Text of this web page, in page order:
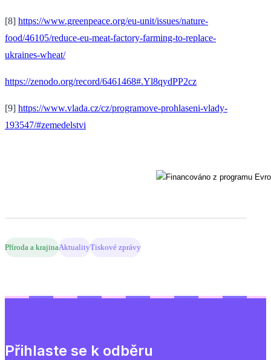
[8] https://www.greenpeace.org/eu-unit/issues/nature-
food/46105/reduce-eu-meat-factory-farming-to-replace-
ukraines-wheat/
https://zenodo.org/record/6461468#.Yl8qydPP2cz
[9] https://www.vlada.cz/cz/programove-prohlaseni-vlady-
193547/#zemedelstvi
Příroda a krajinaAktualityTiskové zprávy
Přihlaste se k odběru